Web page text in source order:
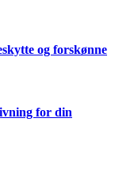
og forskønne
for din